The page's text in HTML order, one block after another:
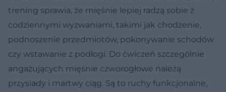
trening sprawia, że mięśnie lepiej radzą sobie z
codziennymi wyzwaniami, takimi jak chodzenie,
podnoszenie przedmiotów, pokonywanie schodów
czy wstawanie z podłogi. Do ćwiczeń szczególnie
angażujących mięśnie czworogłowe należą
przysiady i martwy ciąg. Są to ruchy funkcjonalne,